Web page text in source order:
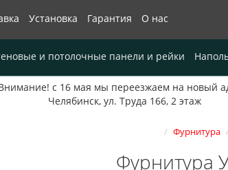
с 16 мая мы переезжаем на новый
Челябинск, ул. Труда 166, 2 этаж
Установка Гарантия О нас
и потолочные панели и рейки
Фурнитура
Фурнитура